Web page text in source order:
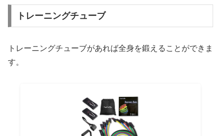
トレーニングチューブ
トレーニングチューブがあれば全身を鍛えることができま
す。